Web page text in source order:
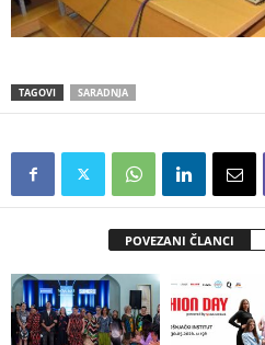
TAGOVI SARADNJA
POVEZANI ČLANCI